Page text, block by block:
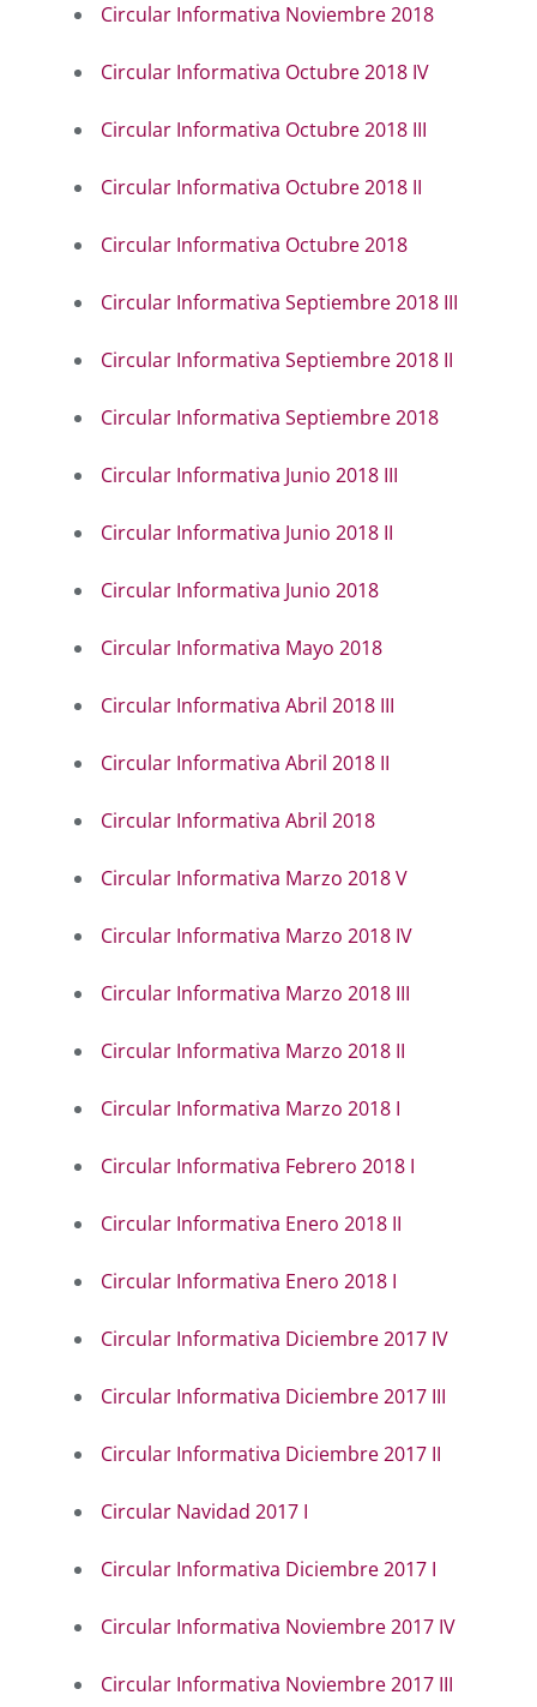
Circular Informativa Noviembre 2018
Circular Informativa Octubre 2018 IV
Circular Informativa Octubre 2018 III
Circular Informativa Octubre 2018 II
Circular Informativa Octubre 2018
Circular Informativa Septiembre 2018 III
Circular Informativa Septiembre 2018 II
Circular Informativa Septiembre 2018
Circular Informativa Junio 2018 III
Circular Informativa Junio 2018 II
Circular Informativa Junio 2018
Circular Informativa Mayo 2018
Circular Informativa Abril 2018 III
Circular Informativa Abril 2018 II
Circular Informativa Abril 2018
Circular Informativa Marzo 2018 V
Circular Informativa Marzo 2018 IV
Circular Informativa Marzo 2018 III
Circular Informativa Marzo 2018 II
Circular Informativa Marzo 2018 I
Circular Informativa Febrero 2018 I
Circular Informativa Enero 2018 II
Circular Informativa Enero 2018 I
Circular Informativa Diciembre 2017 IV
Circular Informativa Diciembre 2017 III
Circular Informativa Diciembre 2017 II
Circular Navidad 2017 I
Circular Informativa Diciembre 2017 I
Circular Informativa Noviembre 2017 IV
Circular Informativa Noviembre 2017 III